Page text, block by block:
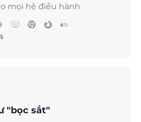
mọi hệ điều hành
"bọc sắt"